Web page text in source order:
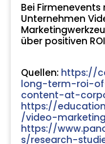
Bei Firmenevents
Unternehmen
über positiven
Quellen: https://
long-term-roi-
content-at-
https://
/video-
https://
s/research-